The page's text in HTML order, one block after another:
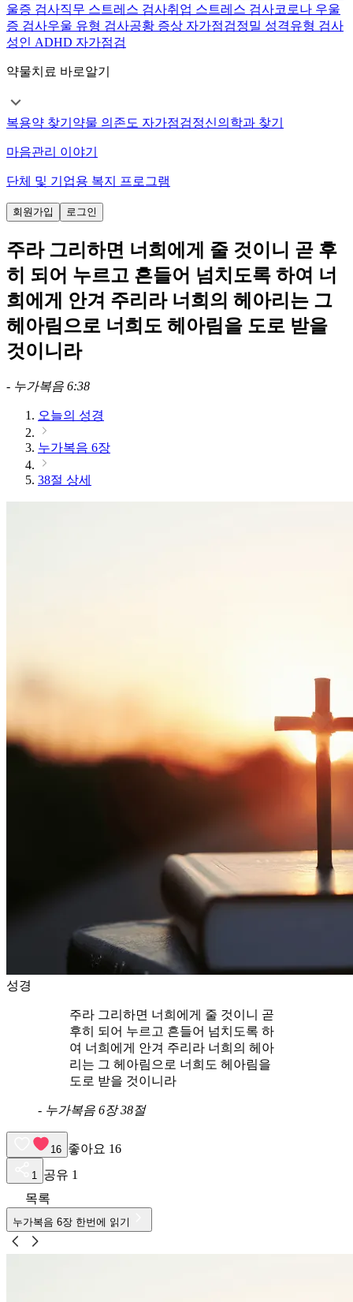
울증 검사직무 스트레스 검사취업 스트레스 검사코로나 우울
증 검사우울 유형 검사공황 증상 자가점검정밀 성격유형 검사
성인 ADHD 자가점검
약물치료 바로알기
복용약 찾기 약물 의존도 자가점검정신의학과 찾기
마음관리 이야기
단체 및 기업용 복지 프로그램
회원가입 로그인
주라 그리하면 너희에게 줄 것이니 곧 후
히 되어 누르고 흔들어 넘치도록 하여 너
희에게 안겨 주리라 너희의 헤아리는 그
헤아림으로 너희도 헤아림을 도로 받을
것이니라
- 누가복음 6:38
오늘의 성경
누가복음 6장
38절 상세
성경
주라 그리하면 너희에게 줄 것이니 곧
후히 되어 누르고 흔들어 넘치도록 하
여 너희에게 안겨 주리라 너희의 헤아
리는 그 헤아림으로 너희도 헤아림을
도로 받을 것이니라
- 누가복음 6장 38절
16 좋아요 16
1 공유 1
목록
누가복음 6장 한번에 읽기